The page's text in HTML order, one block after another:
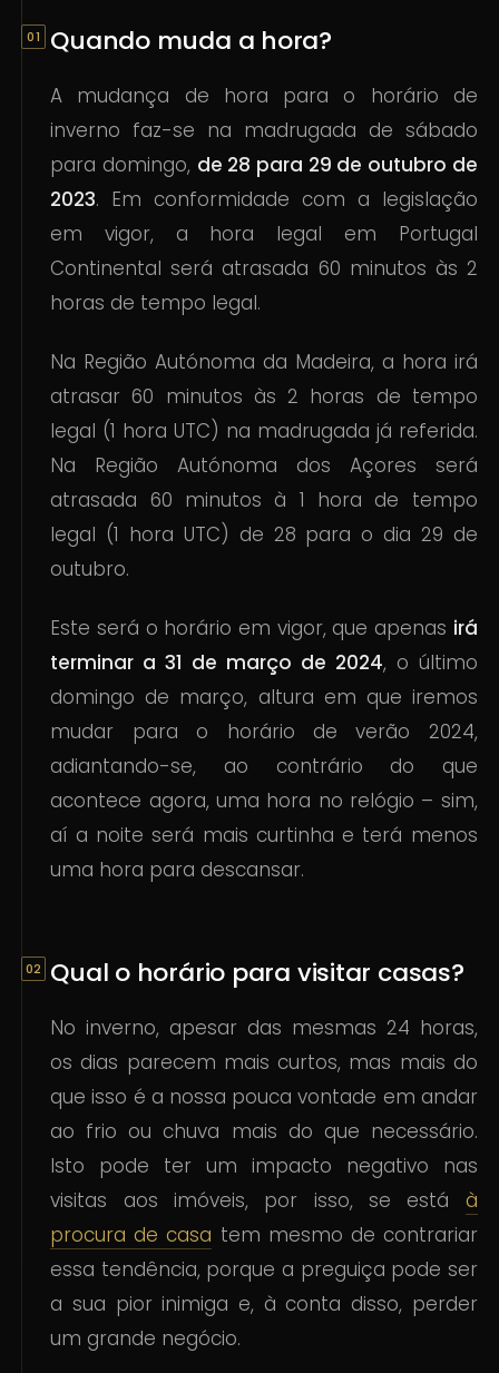
Quando muda a hora?
A mudança de hora para o horário de
inverno faz-se na madrugada de sábado
para domingo, de 28 para 29 de outubro de
2023. Em conformidade com a legislação
em vigor, a hora legal em Portugal
Continental será atrasada 60 minutos às 2
horas de tempo legal.
Na Região Autónoma da Madeira, a hora irá
atrasar 60 minutos às 2 horas de tempo
legal (1 hora UTC) na madrugada já referida.
Na Região Autónoma dos Açores será
atrasada 60 minutos à 1 hora de tempo
legal (1 hora UTC) de 28 para o dia 29 de
outubro.
Este será o horário em vigor, que apenas irá
terminar a 31 de março de 2024, o último
domingo de março, altura em que iremos
mudar para o horário de verão 2024,
adiantando-se, ao contrário do que
acontece agora, uma hora no relógio – sim,
aí a noite será mais curtinha e terá menos
uma hora para descansar.
Qual o horário para visitar casas?
No inverno, apesar das mesmas 24 horas,
os dias parecem mais curtos, mas mais do
que isso é a nossa pouca vontade em andar
ao frio ou chuva mais do que necessário.
Isto pode ter um impacto negativo nas
visitas aos imóveis, por isso, se está à
procura de casa tem mesmo de contrariar
essa tendência, porque a preguiça pode ser
a sua pior inimiga e, à conta disso, perder
um grande negócio.